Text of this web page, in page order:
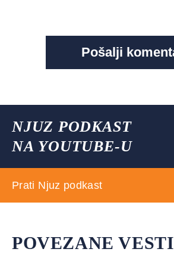
NJUZ PODKAST
NA YOUTUBE-U
Prati Njuz podkast
POVEZANE VESTI